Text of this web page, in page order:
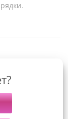
контакт с
но в то